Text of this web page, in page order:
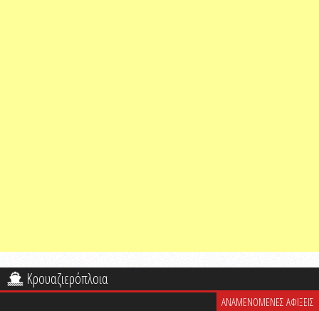
Κρουαζιερόπλοια
ΑΝΑΜΕΝΟΜΕΝΕΣ ΑΦΙΞΕΙΣ